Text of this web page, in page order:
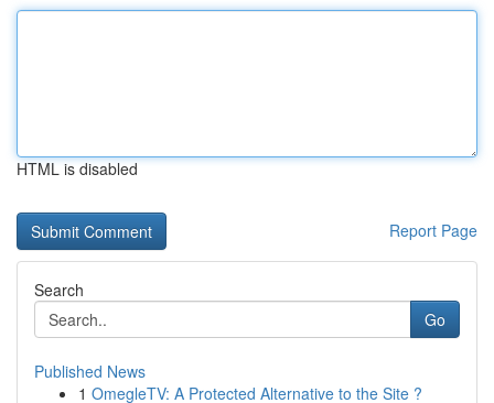
HTML is disabled
Report Page
Search
Go
Published News
1 OmegleTV: A Protected Alternative to the Site ?